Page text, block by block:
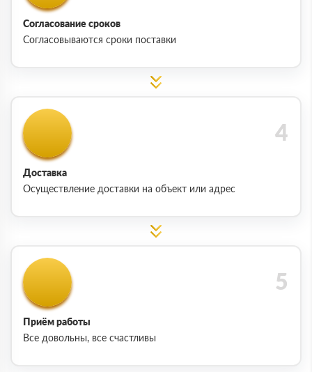
Согласование сроков
Согласовываются сроки поставки
Доставка
Осуществление доставки на объект или адрес
Приём работы
Все довольны, все счастливы